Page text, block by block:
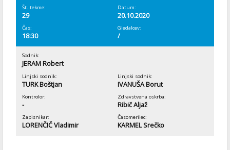
Št. tekme:
29
Datum:
20.10.2020
Čas:
18:30
Gledalcev:
/
Sodnik:
JERAM Robert
Linjski sodnik:
TURK Boštjan
Linjski sodnik:
IVANUŠA Borut
Kontrolor:
-
Zdravstvena oskrba:
Ribič Aljaž
Zapisnikar:
LORENČIČ Vladimir
Časomerilec:
KARMEL Srečko